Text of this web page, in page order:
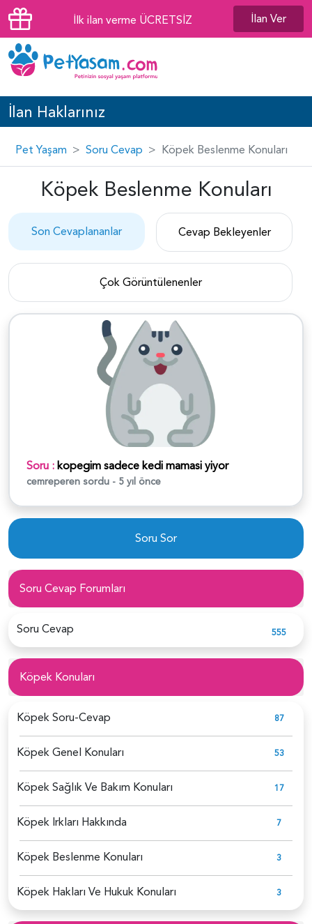
İlk ilan verme ÜCRETSİZ İlan Ver
İlan Haklarınız
Pet Yaşam Soru Cevap Köpek Beslenme Konuları
Köpek Beslenme Konuları
Soru Sor
Soru Cevap Forumları
Soru Cevap 555
Köpek Konuları
Köpek Soru-Cevap 87
Köpek Genel Konuları 53
Köpek Sağlık Ve Bakım Konuları 17
Köpek Irkları Hakkında 7
Köpek Beslenme Konuları 3
Köpek Hakları Ve Hukuk Konuları 3
Son Cevaplananlar Cevap Bekleyenler
Çok Görüntülenenler
Soru :kopegim sadece kedi mamasi yiyor
cemreperen sordu - 5 yıl önce